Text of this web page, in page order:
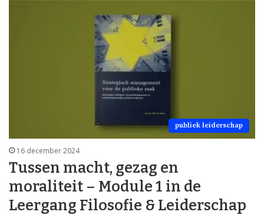
publiek leiderschap
16 december 2024
Tussen macht, gezag en
moraliteit – Module 1 in de
Leergang Filosofie & Leiderschap